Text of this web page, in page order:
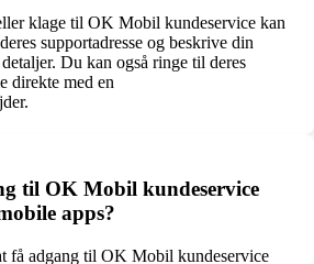
klage til OK Mobil kundeservice kan
supportadresse og beskrive din
Du kan også ringe til deres
direkte med en
til OK Mobil kundeservice
apps?
få adgang til OK Mobil kundeservice